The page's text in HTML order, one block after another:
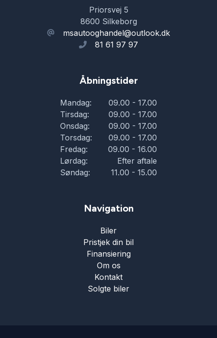
musikstreaming via Bluetooth
mørk loftbeklædning
mørktonede ruder bag
navigation
parkeringssensor (bag)
parkeringssensor (for)
Priorsvej 5
8600 Silkeborg
msautooghandel@outlook.dk
81 61 97 97
Åbningstider
Mandag:
09.00 - 17.00
Tirsdag:
09.00 - 17.00
Onsdag:
09.00 - 17.00
Torsdag:
09.00 - 17.00
Fredag:
09.00 - 16.00
Lørdag:
Efter aftale
Søndag:
11.00 - 15.00
Navigation
Biler
Pristjek din bil
Finansiering
Om os
Kontakt
Solgte biler